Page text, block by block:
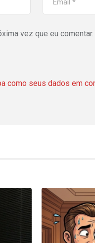
vez que eu comentar.
como seus dados em